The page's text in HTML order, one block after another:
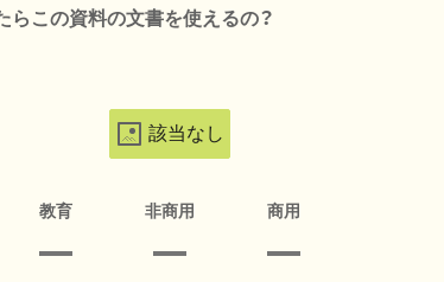
らこの資料の文書を使えるの？
該当なし
教育 非商用 商用